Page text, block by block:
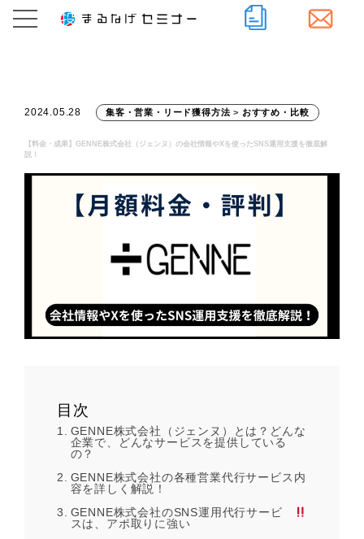
2024.05.28 集客・営業・リード獲得方法 > おすすめ・比較
【料金・成果】GENNE株式会社（ジェンヌ）の会社情報やXを使ったSNS運用支援を徹底解
説！
目次
GENNE株式会社（ジェンヌ）とは？どんな
企業で、どんなサービスを提供している
の？
GENNE株式会社の各種営業代行サービス内
容を詳しく解説！
GENNE株式会社のSNS運用代行サービ
スは、アポ取りに強い